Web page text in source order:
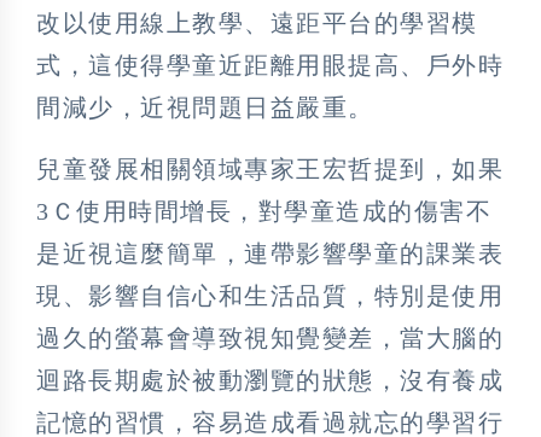
改以使用線上教學、遠距平台的學習模
式，這使得學童近距離用眼提高、戶外時
間減少，近視問題日益嚴重。
兒童發展相關領域專家王宏哲提到，如果
3Ｃ使用時間增長，對學童造成的傷害不
是近視這麼簡單，連帶影響學童的課業表
現、影響自信心和生活品質，特別是使用
過久的螢幕會導致視知覺變差，當大腦的
迴路長期處於被動瀏覽的狀態，沒有養成
記憶的習慣，容易造成看過就忘的學習行